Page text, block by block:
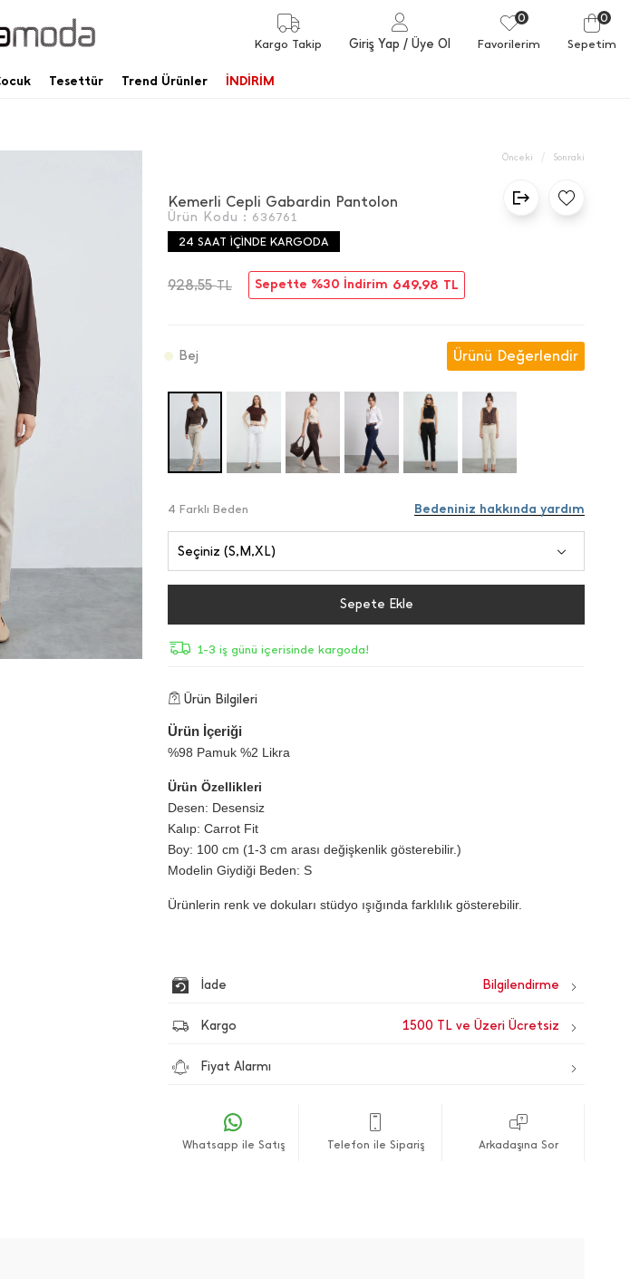
Kargo Takip Giriş Yap / Üye Ol
0
Favorilerim
0
Sepetim
Tesettür Trend Ürünler İNDİRİM
Önceki / Sonraki
Kemerli Cepli Gabardin Pantolon
Ürün Kodu : 636761
24 SAAT İÇİNDE KARGODA
928,55TL Sepette %30 İndirim 649,98 TL
Bej Ürünü Değerlendir
4 Farklı Beden Bedeniniz hakkında yardım
Seçiniz (S,M,XL)
Sepete Ekle
1-3 iş günü içerisinde kargoda!
Ürün Bilgileri
Ürün İçeriği
%98 Pamuk %2 Likra
Ürün Özellikleri
Desen: Desensiz
Kalıp: Carrot Fit
Boy: 100 cm (1-3 cm arası değişkenlik gösterebilir.)
Modelin Giydiği Beden: S
Ürünlerin renk ve dokuları stüdyo ışığında farklılık gösterebilir.
İade
Kargo 1500 TL ve Üzeri Ücretsiz
Fiyat Alarmı
Whatsapp ile Satış Telefon ile Sipariş Arkadaşına Sor